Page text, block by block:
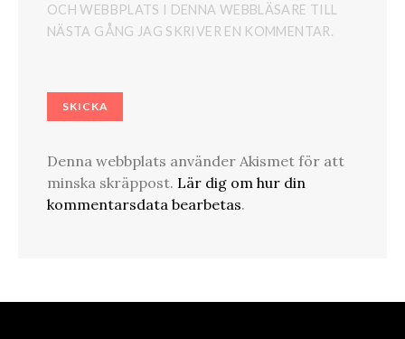
OCH WEBBPLATS I DENNA WEBBLÄSARE TILL
NÄSTA GÅNG JAG SKRIVER EN KOMMENTAR.
Denna webbplats använder Akismet för att
minska skräppost. Lär dig om hur din
kommentarsdata bearbetas.